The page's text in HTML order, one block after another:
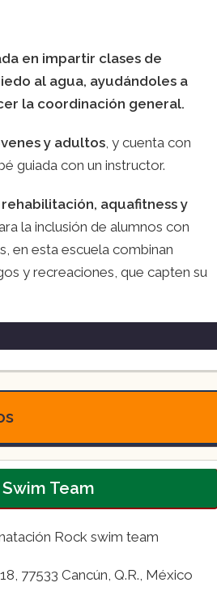
en impartir clases de
al agua, ayudándoles a
la coordinación general.
y adultos , y cuenta con
guiada con un instructor.
aquafitness y
la inclusión de alumnos con
en esta escuela combinan
y recreaciones, que capten su
Team
Rock swim team
77533 Cancún, Q.R., México